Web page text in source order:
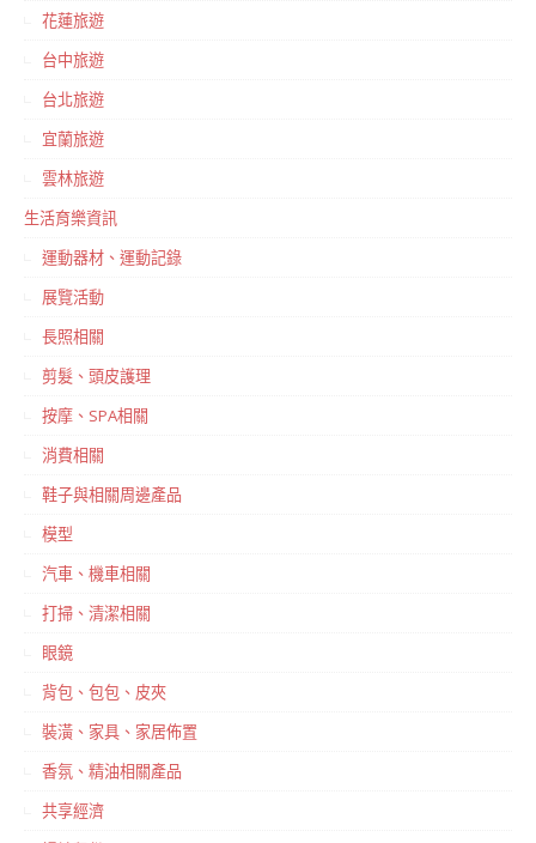
花蓮旅遊
台中旅遊
台北旅遊
宜蘭旅遊
雲林旅遊
生活育樂資訊
運動器材、運動記錄
展覽活動
長照相關
剪髮、頭皮護理
按摩、SPA相關
消費相關
鞋子與相關周邊產品
模型
汽車、機車相關
打掃、清潔相關
眼鏡
背包、包包、皮夾
裝潢、家具、家居佈置
香氛、精油相關產品
共享經濟